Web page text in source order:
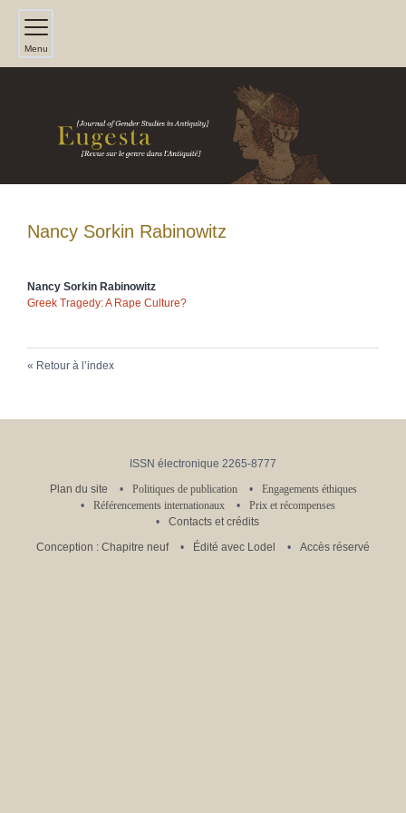
Menu
Nancy Sorkin Rabinowitz
Nancy Sorkin Rabinowitz
Greek Tragedy: A Rape Culture?
Retour à l’index
ISSN électronique 2265-8777
Plan du site
Politiques de publication
Engagements éthiques
Référencements internationaux
Prix et récompenses
Contacts et crédits
Conception : Chapitre neuf
Édité avec Lodel Accès réservé